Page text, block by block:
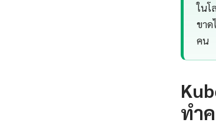
ในโ
ขาด
คน
ทำ